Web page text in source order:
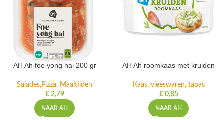
AH Ah foe yong hai 200 gr
Salades,Pizza, Maaltijden
€2,79
NAAR AH
AH Ah roomkaas met kruiden
Kaas, vleeswaren, tapas
€0,85
NAAR AH